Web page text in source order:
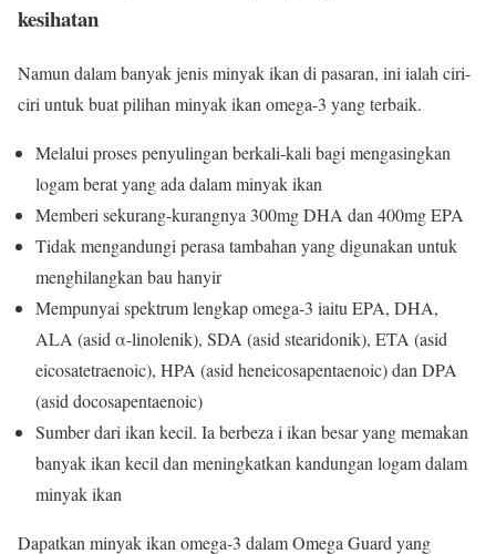
kesihatan
Namun dalam banyak jenis minyak ikan di pasaran, ini ialah ciri-
ciri untuk buat pilihan minyak ikan omega-3 yang terbaik.
Melalui proses penyulingan berkali-kali bagi mengasingkan
logam berat yang ada dalam minyak ikan
Memberi sekurang-kurangnya 300mg DHA dan 400mg EPA
Tidak mengandungi perasa tambahan yang digunakan untuk
menghilangkan bau hanyir
Mempunyai spektrum lengkap omega-3 iaitu EPA, DHA,
ALA (asid α-linolenik), SDA (asid stearidonik), ETA (asid
eicosatetraenoic), HPA (asid heneicosapentaenoic) dan DPA
(asid docosapentaenoic)
Sumber dari ikan kecil. Ia berbeza i ikan besar yang memakan
banyak ikan kecil dan meningkatkan kandungan logam dalam
minyak ikan
Dapatkan minyak ikan omega-3 dalam Omega Guard yang